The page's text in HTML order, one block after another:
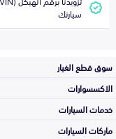
سيارتك
سوق قطع الغيار
الاكسسوارات
خدمات السيارات
ماركات السيارات